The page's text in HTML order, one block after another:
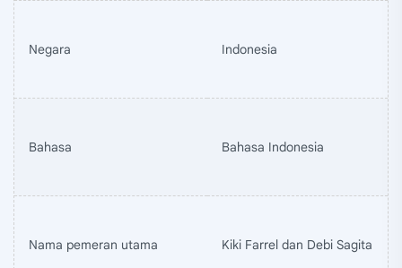
Negara Indonesia
Bahasa Bahasa Indonesia
Nama pemeran utama Kiki Farrel dan Debi Sagita